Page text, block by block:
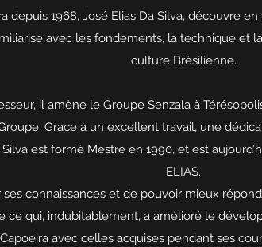
depuis 1968, José Elias Da Silva, découvre
avec les fondements, la technique et
culture Brésilienne.
il amène le Groupe Senzala à
Grace à un excellent travail, une
Silva est formé Mestre en 1990, et est
ELIAS.
ses connaissances et de pouvoir mieux
ce qui, indubitablement, a amélioré le
avec celles acquises pendant ses